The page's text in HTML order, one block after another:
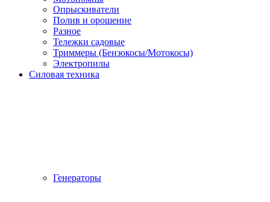
Опрыскиватели
Полив и орошение
Разное
Тележки садовые
Триммеры (Бензокосы/Мотокосы)
Электропилы
Силовая техника
Генераторы